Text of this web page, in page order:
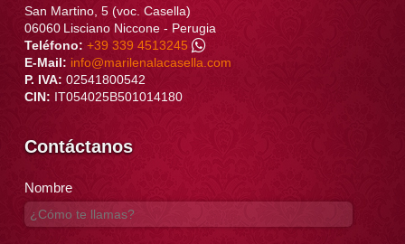
San Martino, 5 (voc. Casella)
06060 Lisciano Niccone- Perugia
Teléfono: +39 339 4513245
E-Mail: info@marilenalacasella.com
P. IVA: 02541800542
CIN: IT054025B501014180
Contáctanos
Nombre